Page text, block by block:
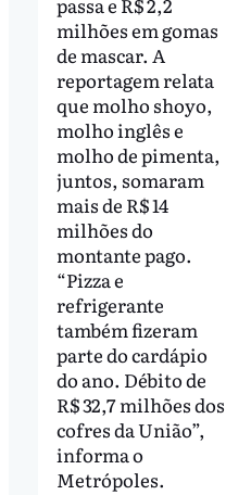
milhões em gomas
de mascar. A
reportagem relata
que molho shoyo,
molho inglês e
molho de pimenta,
juntos, somaram
mais de R$ 14
milhões do
montante pago.
“Pizza e
refrigerante
também fizeram
parte do cardápio
do ano. Débito de
R$ 32,7 milhões dos
cofres da União”,
informa o
Metrópoles.